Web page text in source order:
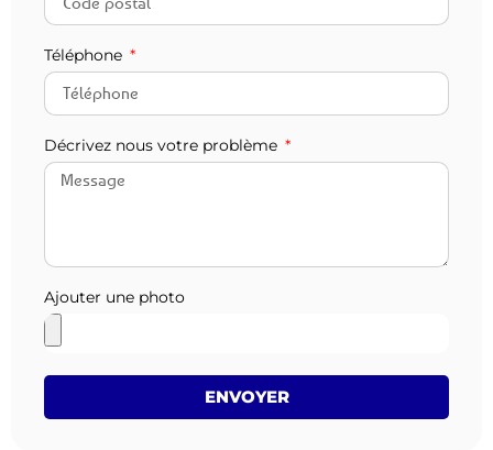
Téléphone
Décrivez nous votre problème
Ajouter une photo
ENVOYER